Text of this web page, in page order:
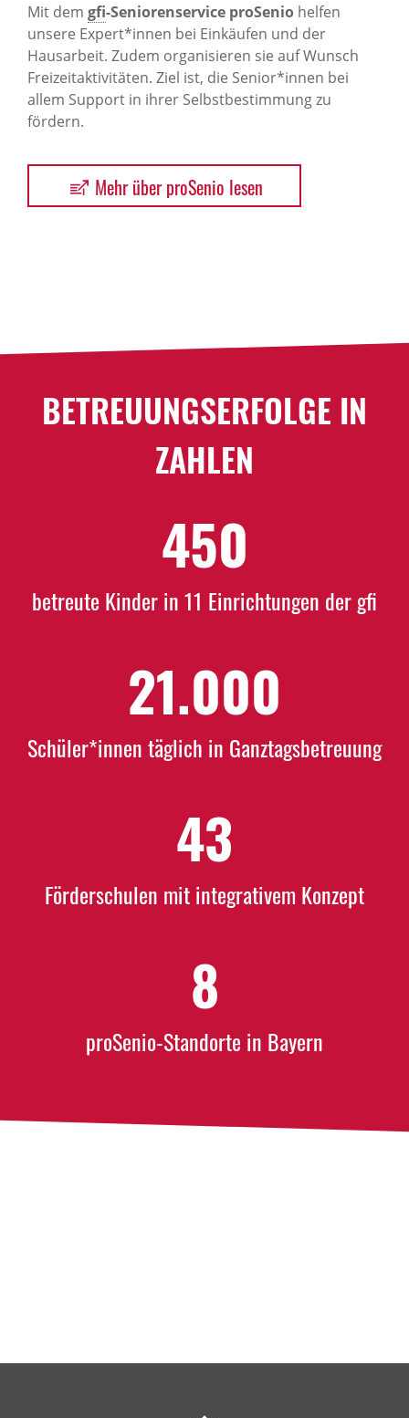
Mit dem gfi-Seniorenservice proSenio helfen
unsere Expert*innen bei Einkäufen und der
Hausarbeit. Zudem organisieren sie auf Wunsch
Freizeitaktivitäten. Ziel ist, die Senior*innen bei
allem Support in ihrer Selbstbestimmung zu
fördern.
Mehr über proSenio lesen
BETREU­UNGS­ER­FOLGE IN
ZAHLEN
450
betreute Kinder in 11 Einrichtungen der gfi
21.000
Schüler*innen täglich in Ganztagsbetreuung
43
Förderschulen mit integrativem Konzept
8
proSenio-Standorte in Bayern